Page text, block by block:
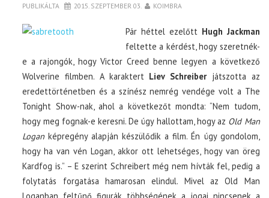
PUBLIKÁLTA 2015. SZEPTEMBER 03. KOIMBRA
Pár héttel ezelőttHugh Jackman
feltette a kérdést, hogy szeretnék-
e a rajongók, hogy Victor Creed benne legyen a következő
Wolverine filmben. A karaktert Liev Schreiberjátszotta az
eredettörténetben és a színész nemrég vendége volt a The
Tonight Show-nak, ahol a következőt mondta: “Nem tudom,
hogy meg fognak-e keresni. De úgy hallottam, hogy az Old Man
Loganképregény alapján készülődik a film. Én úgy gondolom,
hogy ha van vén Logan, akkor ott lehetséges, hogy van öreg
Kardfog is.” – E szerint Schreibert még nem hívták fel, pedig a
folytatás forgatása hamarosan elindul. Mivel az Old Man